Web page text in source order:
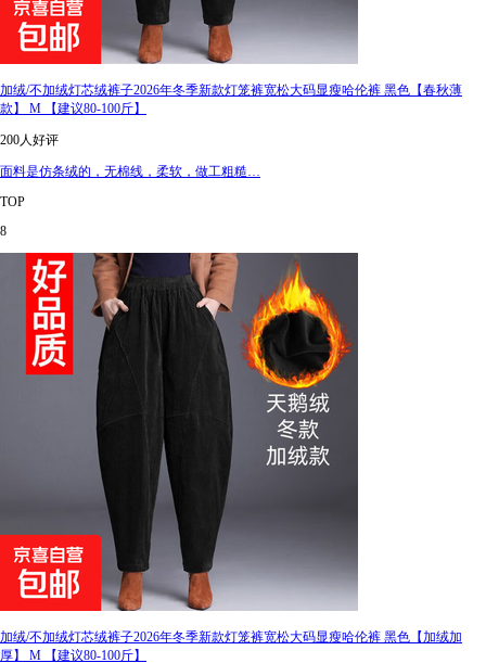
加绒/不加绒灯芯绒裤子2026年冬季新款灯笼裤宽松大码显瘦哈伦裤 黑色【春秋薄
款】 M 【建议80-100斤】
200人好评
面料是仿条绒的，无棉线，柔软，做工粗糙…
TOP
8
加绒/不加绒灯芯绒裤子2026年冬季新款灯笼裤宽松大码显瘦哈伦裤 黑色【加绒加
厚】 M 【建议80-100斤】